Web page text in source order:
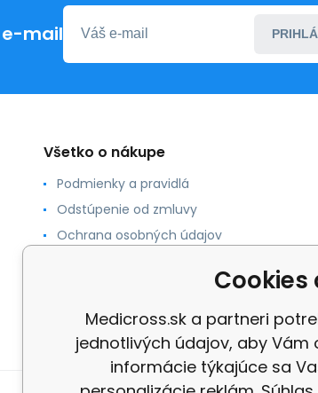
e-mail
Všetko o nákupe
Podmienky a pravidlá
Odstúpenie od zmluvy
Ochrana osobných údajov
Kontaktné údaje
Cookies
Medicross.sk a partneri
jednotlivých údajov, aby
informácie týkajúce sa